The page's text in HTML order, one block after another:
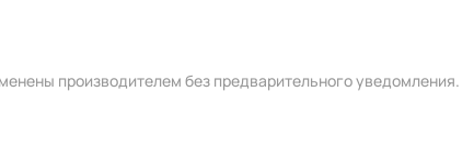
производителем без предварительного уведомления.